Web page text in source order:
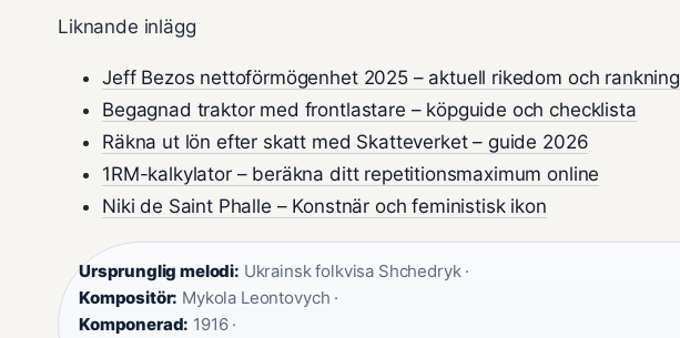
Liknande inlägg
Jeff Bezos nettoförmögenhet 2025 – aktuell rikedom och rankning
Begagnad traktor med frontlastare – köpguide och checklista
Räkna ut lön efter skatt med Skatteverket – guide 2026
1RM-kalkylator – beräkna ditt repetitionsmaximum online
Niki de Saint Phalle – Konstnär och feministisk ikon
Ursprunglig melodi: Ukrainsk folkvisa Shchedryk ·
Kompositör: Mykola Leontovych ·
Komponerad: 1916 ·